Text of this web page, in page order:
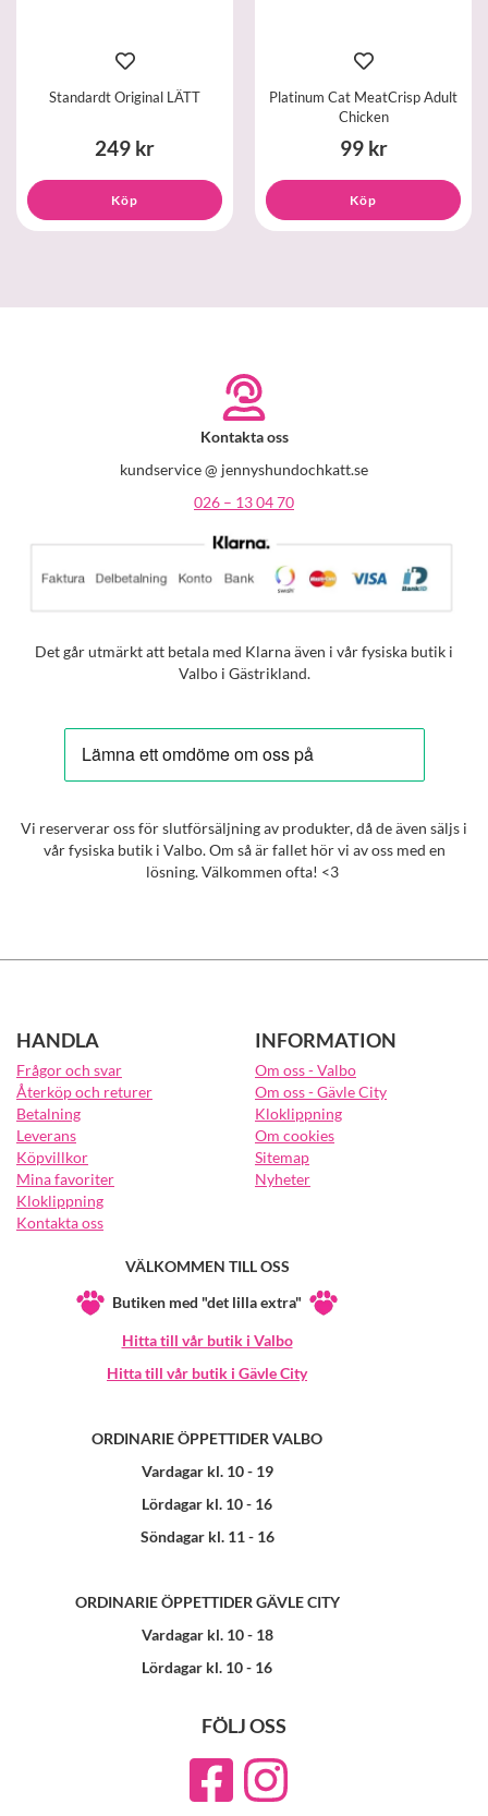
Standardt Original LÄTT
249 kr
Köp
Platinum Cat MeatCrisp Adult
Chicken
99 kr
Köp
Kontakta oss
kundservice @ jennyshundochkatt.se
026 – 13 04 70
Det går utmärkt att betala med Klarna även i vår fysiska butik i
Valbo i Gästrikland.
Vi reserverar oss för slutförsäljning av produkter, då de även säljs i
vår fysiska butik i Valbo. Om så är fallet hör vi av oss med en
lösning. Välkommen ofta! <3
HANDLA
Frågor och svar
Återköp och returer
Betalning
Leverans
Köpvillkor
Mina favoriter
Kloklippning
Kontakta oss
INFORMATION
Om oss - Valbo
Om oss - Gävle City
Kloklippning
Om cookies
Sitemap
Nyheter
VÄLKOMMEN TILL OSS
Butiken med "det lilla extra"
Hitta till vår butik i Valbo
Hitta till vår butik i Gävle City
ORDINARIE ÖPPETTIDER VALBO
Vardagar kl. 10 - 19
Lördagar kl. 10 - 16
Söndagar kl. 11 - 16
ORDINARIE ÖPPETTIDER GÄVLE CITY
Vardagar kl. 10 - 18
Lördagar kl. 10 - 16
FÖLJ OSS